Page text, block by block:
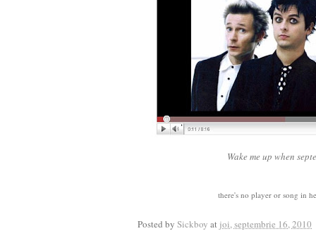
Wake me up when
there's no player or song in
Posted by Sickboy at joi, septembrie 16, 2010